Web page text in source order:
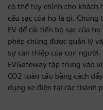
có thể tùy chỉnh cho khách
cầu sạc của họ là gì.
EV để cải tiến bộ sạc của
phép chúng được quản lý
sự can thiệp của con người.
EVGateway tập trung vào
CO2 toàn cầu bằng cách
dụng xe điện tại các thành